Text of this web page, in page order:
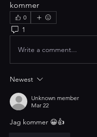
kommer
0
1
Write a comment...
Newest
Unknown member
Mar 22
Jag kommer 😀👍